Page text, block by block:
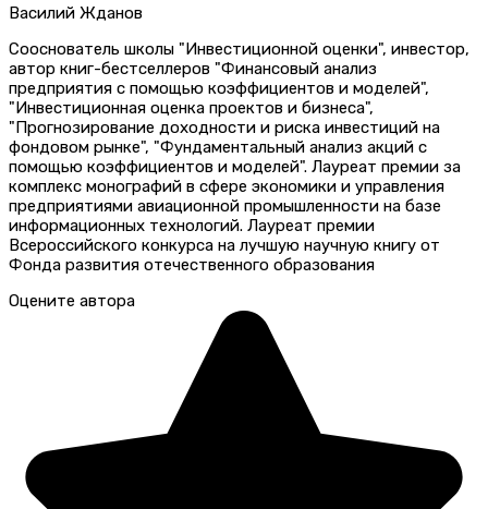
Василий Жданов
Сооснователь школы "Инвестиционной оценки", инвестор,
автор книг-бестселлеров "Финансовый анализ
предприятия с помощью коэффициентов и моделей",
"Инвестиционная оценка проектов и бизнеса",
"Прогнозирование доходности и риска инвестиций на
фондовом рынке", "Фундаментальный анализ акций с
помощью коэффициентов и моделей". Лауреат премии за
комплекс монографий в сфере экономики и управления
предприятиями авиационной промышленности на базе
информационных технологий. Лауреат премии
Всероссийского конкурса на лучшую научную книгу от
Фонда развития отечественного образования
Оцените автора